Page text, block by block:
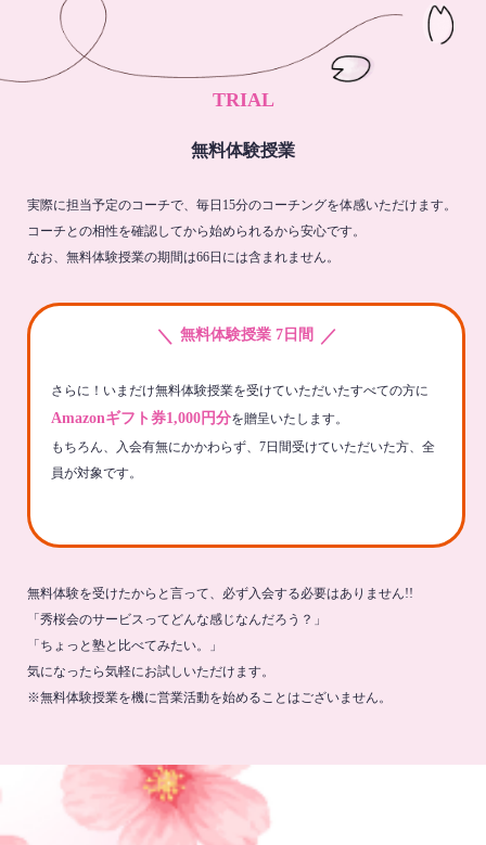
TRIAL
無料体験授業
実際に担当予定のコーチで、毎日15分のコーチングを体感いただけます。
コーチとの相性を確認してから始められるから安心です。
なお、無料体験授業の期間は66日には含まれません。
＼ 無料体験授業 7日間 ／
さらに！いまだけ無料体験授業を受けていただいたすべての方に
Amazonギフト券1,000円分を贈呈いたします。
もちろん、入会有無にかかわらず、7日間受けていただいた方、全
員が対象です。
無料体験を受けたからと言って、必ず入会する必要はありません!!
「秀桜会のサービスってどんな感じなんだろう？」
「ちょっと塾と比べてみたい。」
気になったら気軽にお試しいただけます。
※無料体験授業を機に営業活動を始めることはございません。